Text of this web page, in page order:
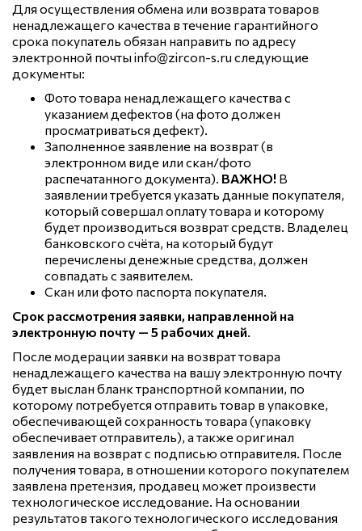
Для осуществления обмена или возврата товаров
ненадлежащего качества в течение гарантийного
срока покупатель обязан направить по адресу
электронной почты info@zircon-s.ru следующие
документы:
Фото товара ненадлежащего качества с
указанием дефектов (на фото должен
просматриваться дефект).
Заполненное заявление на возврат (в
электронном виде или скан/фото
распечатанного документа). ВАЖНО! В
заявлении требуется указать данные покупателя,
который совершал оплату товара и которому
будет производиться возврат средств. Владелец
банковского счёта, на который будут
перечислены денежные средства, должен
совпадать с заявителем.
Скан или фото паспорта покупателя.
Срок рассмотрения заявки, направленной на
электронную почту — 5 рабочих дней.
После модерации заявки на возврат товара
ненадлежащего качества на вашу электронную почту
будет выслан бланк транспортной компании, по
которому потребуется отправить товар в упаковке,
обеспечивающей сохранность товара (упаковку
обеспечивает отправитель), а также оригинал
заявления на возврат с подписью отправителя. После
получения товара, в отношении которого покупателем
заявлена претензия, продавец может произвести
технологическое исследование. На основании
результатов такого технологического исследования